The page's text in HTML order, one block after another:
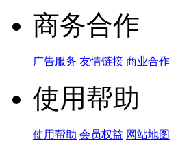
商务合作
广告服务 友情链接 商业合作
使用帮助
使用帮助 会员权益 网站地图